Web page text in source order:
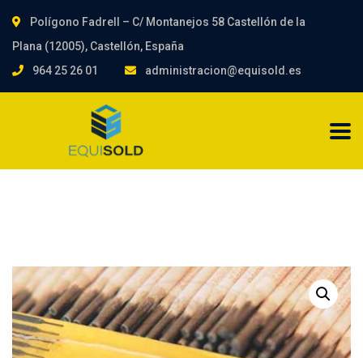
Polígono Fadrell – C/ Montanejos 58 Castellón de la
Plana (12005), Castellón, España
964 25 26 01
administracion@equisold.es